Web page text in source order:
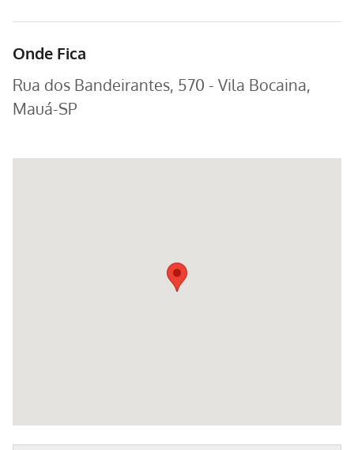
Onde Fica
Rua dos Bandeirantes, 570 - Vila Bocaina,
Mauá-SP